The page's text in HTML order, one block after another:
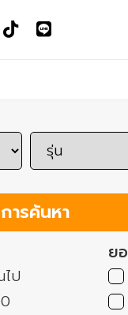
ารค้นหา
ป
ย